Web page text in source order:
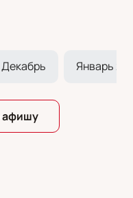
Декабрь Январь
афишу